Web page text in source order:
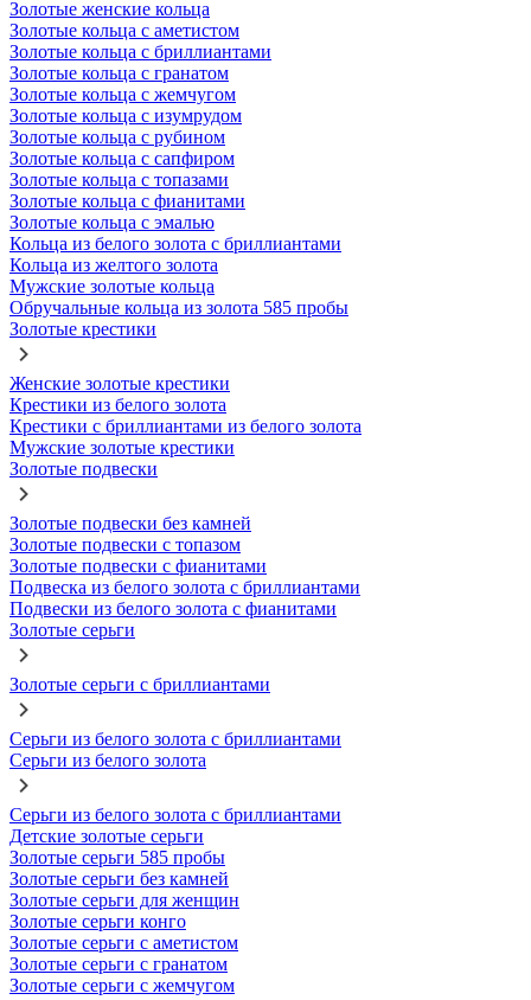
Золотые женские кольца
Золотые кольца с аметистом
Золотые кольца с бриллиантами
Золотые кольца с гранатом
Золотые кольца с жемчугом
Золотые кольца с изумрудом
Золотые кольца с рубином
Золотые кольца с сапфиром
Золотые кольца с топазами
Золотые кольца с фианитами
Золотые кольца с эмалью
Кольца из белого золота с бриллиантами
Кольца из желтого золота
Мужские золотые кольца
Обручальные кольца из золота 585 пробы
Золотые крестики
Женские золотые крестики
Крестики из белого золота
Крестики с бриллиантами из белого золота
Мужские золотые крестики
Золотые подвески
Золотые подвески без камней
Золотые подвески с топазом
Золотые подвески с фианитами
Подвеска из белого золота с бриллиантами
Подвески из белого золота с фианитами
Золотые серьги
Золотые серьги с бриллиантами
Серьги из белого золота с бриллиантами
Серьги из белого золота
Серьги из белого золота с бриллиантами
Детские золотые серьги
Золотые серьги 585 пробы
Золотые серьги без камней
Золотые серьги для женщин
Золотые серьги конго
Золотые серьги с аметистом
Золотые серьги с гранатом
Золотые серьги с жемчугом